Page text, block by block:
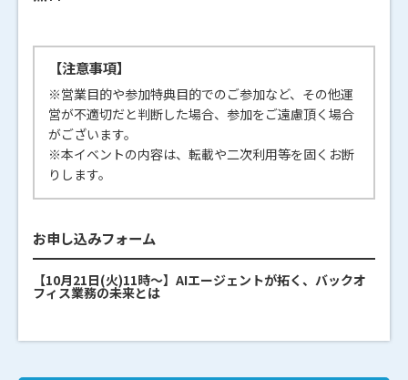
【注意事項】
※営業目的や参加特典目的でのご参加など、その他運
営が不適切だと判断した場合、参加をご遠慮頂く場合
がございます。
※本イベントの内容は、転載や二次利用等を固くお断
りします。
お申し込みフォーム
【10月21日(火)11時～】AIエージェントが拓く、バックオ
フィス業務の未来とは